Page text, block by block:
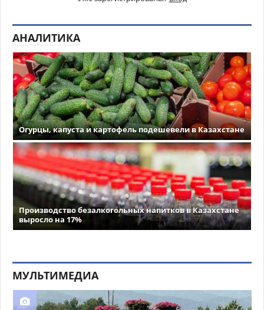
АНАЛИТИКА
Огурцы, капуста и картофель подешевели в Казахстане
Производство безалкогольных напитков в Казахстане
выросло на 17%
МУЛЬТИМЕДИА